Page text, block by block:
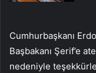
Cumhurbaşkanı
Başbakanı Şerif’e
nedeniyle